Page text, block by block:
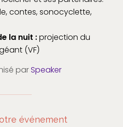
contes, sonocyclette,
la nuit :projection du
(VF)
parSpeaker
événement